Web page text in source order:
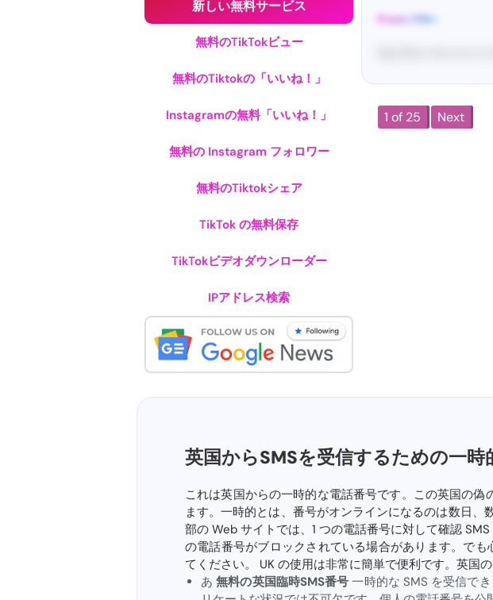
新しい無料サービス
無料のTikTokビュー
無料のTiktokの「いいね！」
Instagramの無料「いいね！」
無料の Instagram フォロワー
無料のTiktokシェア
TikTok の無料保存
TikTokビデオダウンローダー
IPアドレス検索
From: FIN••
1 of 25 Next
英国からSMSを受信するための一時
これは英国からの一時的な電話番号です。この英国の
ます。一時的とは、番号がオンラインになるのは数日
部の Web サイトでは、1 つの電話番号に対して確認
の電話番号がブロックされている場合があります。で
てください。 UK の使用は非常に簡単で便利です。英国
あ無料の英国臨時SMS番号 一時的な SMS を受信で